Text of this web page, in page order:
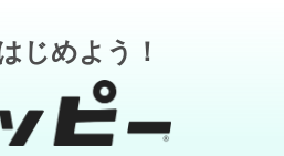
じめよう！